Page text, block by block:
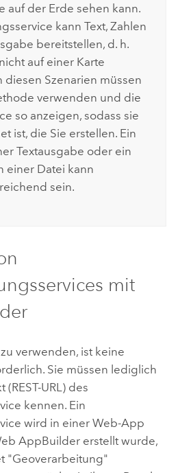
auf der Erde sehen kann.
kann Text, Zahlen
bereitstellen, d. h.
auf einer Karte
diesen Szenarien müssen
verwenden und die
so anzeigen, sodass sie
ist, die Sie erstellen. Ein
Textausgabe oder ein
einer Datei kann
sein.
mit
verwenden, ist keine
Sie müssen lediglich
URL) des
kennen. Ein
wird in einer Web-App
AppBuildererstellt wurde,
"Geoverarbeitung"